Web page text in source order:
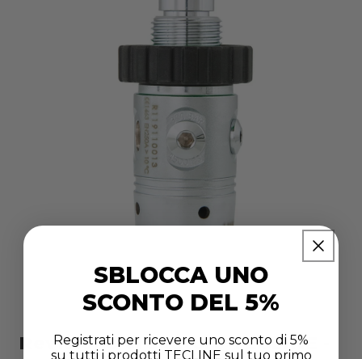
Revisione erogatore TECLINE -
SBLOCCA UNO
SCONTO DEL 5%
Registrati per ricevere uno sconto di 5%
su tutti i prodotti TECLINE sul tuo primo